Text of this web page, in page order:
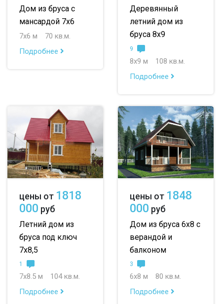
Дом из бруса с
мансардой 7х6
7х6 м
70 кв.м.
Подробнее
Деревянный
летний дом из
бруса 8х9
9
8х9 м
108 кв.м.
Подробнее
цены от 1818
000 руб
Летний дом из
бруса под ключ
7х8,5
1
7х8.5 м
104 кв.м.
Подробнее
цены от 1848
000 руб
Дом из бруса 6х8 с
верандой и
балконом
3
6х8 м
80 кв.м.
Подробнее